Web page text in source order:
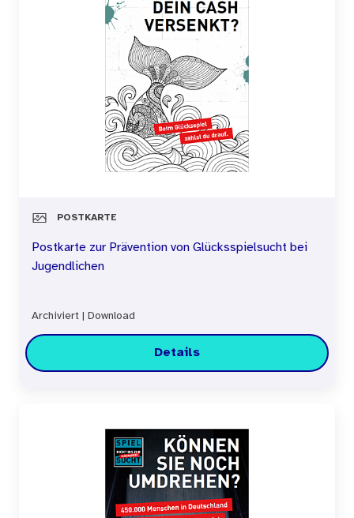
POSTKARTE
Postkarte zur Prävention von Glücksspielsucht bei
Jugendlichen
Archiviert Download
Details